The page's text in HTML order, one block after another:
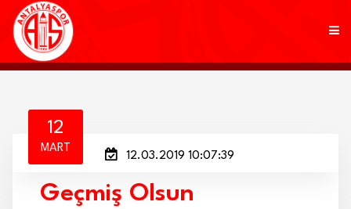
KULÜP
AKADEMİ
12
MART
12.03.2019 10:07:39
Geçmiş Olsun